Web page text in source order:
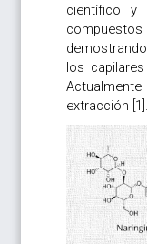
científico y
compuestos
los
extracción [1].